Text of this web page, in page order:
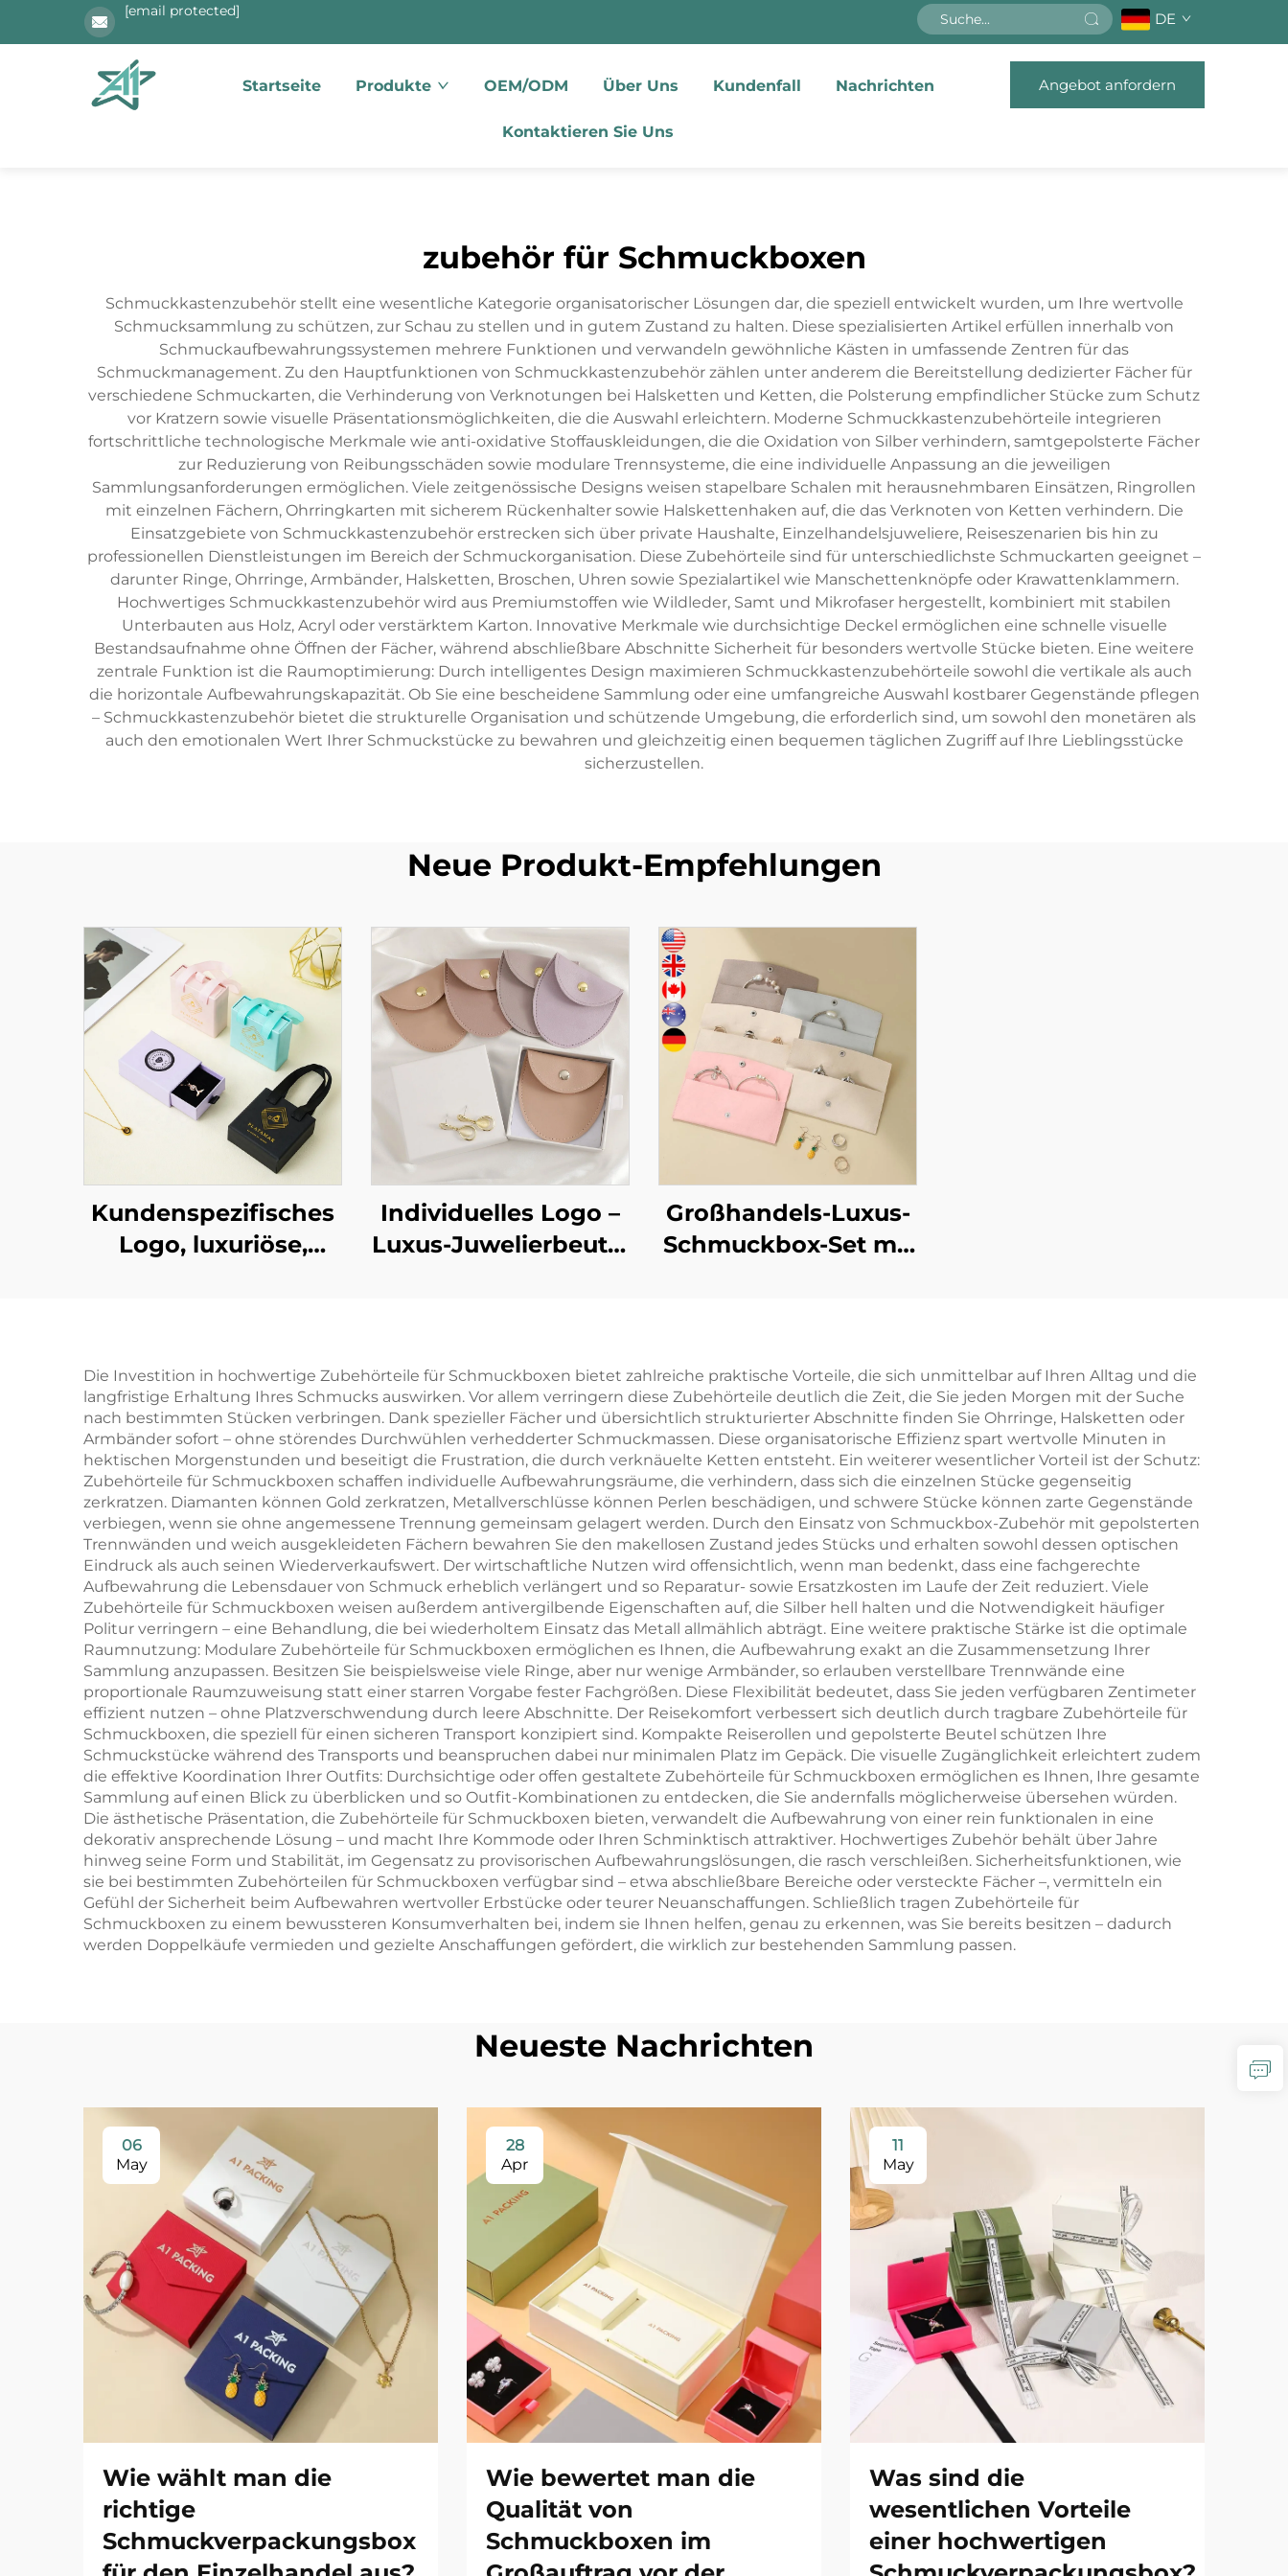
[email protected] DE
Startseite Produkte OEM/ODM Über Uns Kundenfall Nachrichten
Kontaktieren Sie Uns
Angebot anfordern
zubehör für Schmuckboxen
Schmuckkastenzubehör stellt eine wesentliche Kategorie organisatorischer Lösungen dar, die speziell entwickelt wurden, um Ihre wertvolle
Schmucksammlung zu schützen, zur Schau zu stellen und in gutem Zustand zu halten. Diese spezialisierten Artikel erfüllen innerhalb von
Schmuckaufbewahrungssystemen mehrere Funktionen und verwandeln gewöhnliche Kästen in umfassende Zentren für das
Schmuckmanagement. Zu den Hauptfunktionen von Schmuckkastenzubehör zählen unter anderem die Bereitstellung dedizierter Fächer für
verschiedene Schmuckarten, die Verhinderung von Verknotungen bei Halsketten und Ketten, die Polsterung empfindlicher Stücke zum Schutz
vor Kratzern sowie visuelle Präsentationsmöglichkeiten, die die Auswahl erleichtern. Moderne Schmuckkastenzubehörteile integrieren
fortschrittliche technologische Merkmale wie anti-oxidative Stoffauskleidungen, die die Oxidation von Silber verhindern, samtgepolsterte Fächer
zur Reduzierung von Reibungsschäden sowie modulare Trennsysteme, die eine individuelle Anpassung an die jeweiligen
Sammlungsanforderungen ermöglichen. Viele zeitgenössische Designs weisen stapelbare Schalen mit herausnehmbaren Einsätzen, Ringrollen
mit einzelnen Fächern, Ohrringkarten mit sicherem Rückenhalter sowie Halskettenhaken auf, die das Verknoten von Ketten verhindern. Die
Einsatzgebiete von Schmuckkastenzubehör erstrecken sich über private Haushalte, Einzelhandelsjuweliere, Reiseszenarien bis hin zu
professionellen Dienstleistungen im Bereich der Schmuckorganisation. Diese Zubehörteile sind für unterschiedlichste Schmuckarten geeignet –
darunter Ringe, Ohrringe, Armbänder, Halsketten, Broschen, Uhren sowie Spezialartikel wie Manschettenknöpfe oder Krawattenklammern.
Hochwertiges Schmuckkastenzubehör wird aus Premiumstoffen wie Wildleder, Samt und Mikrofaser hergestellt, kombiniert mit stabilen
Unterbauten aus Holz, Acryl oder verstärktem Karton. Innovative Merkmale wie durchsichtige Deckel ermöglichen eine schnelle visuelle
Bestandsaufnahme ohne Öffnen der Fächer, während abschließbare Abschnitte Sicherheit für besonders wertvolle Stücke bieten. Eine weitere
zentrale Funktion ist die Raumoptimierung: Durch intelligentes Design maximieren Schmuckkastenzubehörteile sowohl die vertikale als auch
die horizontale Aufbewahrungskapazität. Ob Sie eine bescheidene Sammlung oder eine umfangreiche Auswahl kostbarer Gegenstände pflegen
– Schmuckkastenzubehör bietet die strukturelle Organisation und schützende Umgebung, die erforderlich sind, um sowohl den monetären als
auch den emotionalen Wert Ihrer Schmuckstücke zu bewahren und gleichzeitig einen bequemen täglichen Zugriff auf Ihre Lieblingsstücke
sicherzustellen.
Neue Produkt-Empfehlungen
Kundenspezifisches
Logo, luxuriöse,
exquisitem Bandgriff
als Verpackung für
Halsketten und
Ringe –
markengebundene
Geschenkbox,
Großbestellung
Individuelles Logo –
Luxus-Juwelierbeutel
und weichem
Mikrofaser-Futter zur
Aufbewahrung von
Halsketten,
Ohrringen und
Ringen
Großhandels-Luxus-
Schmuckbox-Set mit
und Ohrringe mit
Schublade,
personalisierte
Geschenkbox im
Großpack
Die Investition in hochwertige Zubehörteile für Schmuckboxen bietet zahlreiche praktische Vorteile, die sich unmittelbar auf Ihren Alltag und die
langfristige Erhaltung Ihres Schmucks auswirken. Vor allem verringern diese Zubehörteile deutlich die Zeit, die Sie jeden Morgen mit der Suche
nach bestimmten Stücken verbringen. Dank spezieller Fächer und übersichtlich strukturierter Abschnitte finden Sie Ohrringe, Halsketten oder
Armbänder sofort – ohne störendes Durchwühlen verhedderter Schmuckmassen. Diese organisatorische Effizienz spart wertvolle Minuten in
hektischen Morgenstunden und beseitigt die Frustration, die durch verknäuelte Ketten entsteht. Ein weiterer wesentlicher Vorteil ist der Schutz:
Zubehörteile für Schmuckboxen schaffen individuelle Aufbewahrungsräume, die verhindern, dass sich die einzelnen Stücke gegenseitig
zerkratzen. Diamanten können Gold zerkratzen, Metallverschlüsse können Perlen beschädigen, und schwere Stücke können zarte Gegenstände
verbiegen, wenn sie ohne angemessene Trennung gemeinsam gelagert werden. Durch den Einsatz von Schmuckbox-Zubehör mit gepolsterten
Trennwänden und weich ausgekleideten Fächern bewahren Sie den makellosen Zustand jedes Stücks und erhalten sowohl dessen optischen
Eindruck als auch seinen Wiederverkaufswert. Der wirtschaftliche Nutzen wird offensichtlich, wenn man bedenkt, dass eine fachgerechte
Aufbewahrung die Lebensdauer von Schmuck erheblich verlängert und so Reparatur- sowie Ersatzkosten im Laufe der Zeit reduziert. Viele
Zubehörteile für Schmuckboxen weisen außerdem antivergilbende Eigenschaften auf, die Silber hell halten und die Notwendigkeit häufiger
Politur verringern – eine Behandlung, die bei wiederholtem Einsatz das Metall allmählich abträgt. Eine weitere praktische Stärke ist die optimale
Raumnutzung: Modulare Zubehörteile für Schmuckboxen ermöglichen es Ihnen, die Aufbewahrung exakt an die Zusammensetzung Ihrer
Sammlung anzupassen. Besitzen Sie beispielsweise viele Ringe, aber nur wenige Armbänder, so erlauben verstellbare Trennwände eine
proportionale Raumzuweisung statt einer starren Vorgabe fester Fachgrößen. Diese Flexibilität bedeutet, dass Sie jeden verfügbaren Zentimeter
effizient nutzen – ohne Platzverschwendung durch leere Abschnitte. Der Reisekomfort verbessert sich deutlich durch tragbare Zubehörteile für
Schmuckboxen, die speziell für einen sicheren Transport konzipiert sind. Kompakte Reiserollen und gepolsterte Beutel schützen Ihre
Schmuckstücke während des Transports und beanspruchen dabei nur minimalen Platz im Gepäck. Die visuelle Zugänglichkeit erleichtert zudem
die effektive Koordination Ihrer Outfits: Durchsichtige oder offen gestaltete Zubehörteile für Schmuckboxen ermöglichen es Ihnen, Ihre gesamte
Sammlung auf einen Blick zu überblicken und so Outfit-Kombinationen zu entdecken, die Sie andernfalls möglicherweise übersehen würden.
Die ästhetische Präsentation, die Zubehörteile für Schmuckboxen bieten, verwandelt die Aufbewahrung von einer rein funktionalen in eine
dekorativ ansprechende Lösung – und macht Ihre Kommode oder Ihren Schminktisch attraktiver. Hochwertiges Zubehör behält über Jahre
hinweg seine Form und Stabilität, im Gegensatz zu provisorischen Aufbewahrungslösungen, die rasch verschleißen. Sicherheitsfunktionen, wie
sie bei bestimmten Zubehörteilen für Schmuckboxen verfügbar sind – etwa abschließbare Bereiche oder versteckte Fächer –, vermitteln ein
Gefühl der Sicherheit beim Aufbewahren wertvoller Erbstücke oder teurer Neuanschaffungen. Schließlich tragen Zubehörteile für
Schmuckboxen zu einem bewussteren Konsumverhalten bei, indem sie Ihnen helfen, genau zu erkennen, was Sie bereits besitzen – dadurch
werden Doppelkäufe vermieden und gezielte Anschaffungen gefördert, die wirklich zur bestehenden Sammlung passen.
Neueste Nachrichten
06
May
Wie wählt man die
richtige
Schmuckverpackungsbox
28
Apr
Wie bewertet man die
Qualität von
Schmuckboxen im
11
May
Was sind die
wesentlichen Vorteile
einer hochwertigen